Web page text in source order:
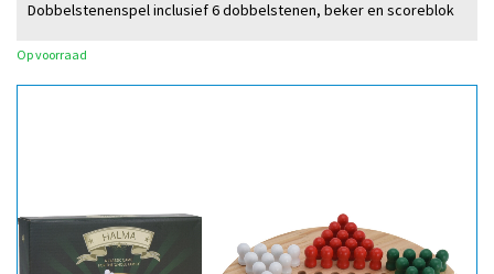
Dobbelstenenspel inclusief 6 dobbelstenen, beker en scoreblok
Op voorraad